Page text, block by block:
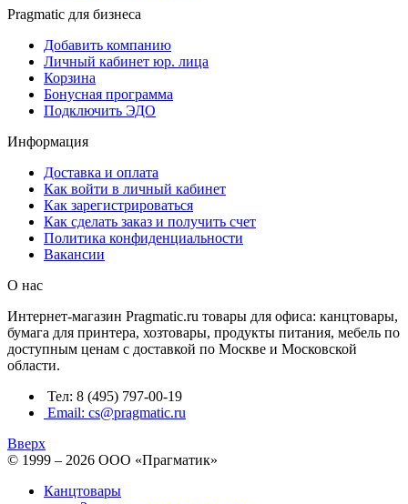
Pragmatic для бизнеса
Добавить компанию
Личный кабинет юр. лица
Корзина
Бонусная программа
Подключить ЭДО
Информация
Доставка и оплата
Как войти в личный кабинет
Как зарегистрироваться
Как сделать заказ и получить счет
Политика конфиденциальности
Вакансии
О нас
Интернет-магазин Pragmatic.ru товары для офиса: канцтовары,
бумага для принтера, хозтовары, продукты питания, мебель по
доступным ценам с доставкой по Москве и Московской
области.
Тел: 8 (495) 797-00-19
Email: cs@pragmatic.ru
Вверх
© 1999 – 2026 ООО «Прагматик»
Канцтовары